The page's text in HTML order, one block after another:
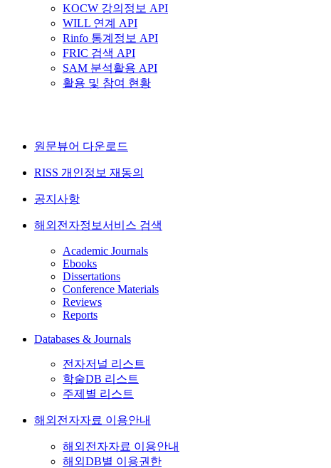
KOCW 강의정보 API
WILL 연계 API
Rinfo 통계정보 API
FRIC 검색 API
SAM 분석활용 API
활용 및 참여 현황
원문뷰어 다운로드
RISS 개인정보 재동의
공지사항
해외전자정보서비스 검색
Academic Journals
Ebooks
Dissertations
Conference Materials
Reviews
Reports
Databases & Journals
전자저널 리스트
학술DB 리스트
주제별 리스트
해외전자자료 이용안내
해외전자자료 이용안내
해외DB별 이용권한